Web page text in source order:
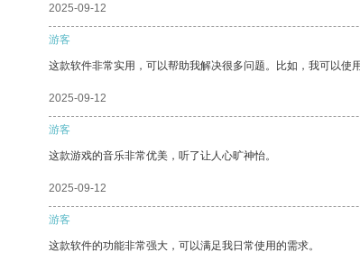
2025-09-12
游客
这款软件非常实用，可以帮助我解决很多问题。比如，我可以使
2025-09-12
游客
这款游戏的音乐非常优美，听了让人心旷神怡。
2025-09-12
游客
这款软件的功能非常强大，可以满足我日常使用的需求。